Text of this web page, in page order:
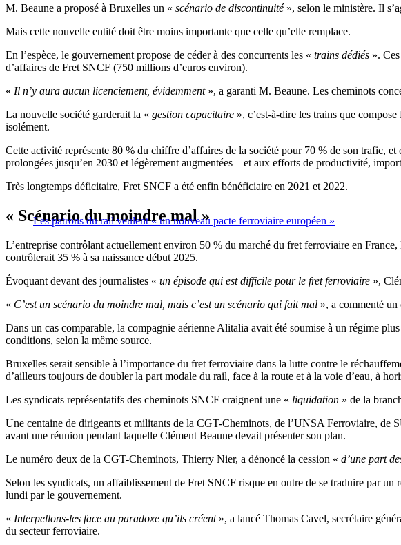
M. Beaune a proposé à Bruxelles un « scénario de discontinuité », selon le ministère. Il
Mais cette nouvelle entité doit être moins importante que celle qu’elle remplace.
En l’espèce, le gouvernement propose de céder à des concurrents les « trains dédiés ».
d’affaires de Fret SNCF (750 millions d’euros environ).
« Il n’y aura aucun licenciement, évidemment », a garanti M. Beaune. Les cheminots
La nouvelle société garderait la « gestion capacitaire », c’est-à-dire les trains que
isolément.
Cette activité représente 80 % du chiffre d’affaires de la société pour 70 % de son trafic,
prolongées jusqu’en 2030 et légèrement augmentées – et aux efforts de productivité,
Très longtemps déficitaire, Fret SNCF a été enfin bénéficiaire en 2021 et 2022.
Les patrons du rail veulent « un nouveau pacte ferroviaire européen »
« Scénario du moindre mal »
L’entreprise contrôlant actuellement environ 50 % du marché du fret ferroviaire en
contrôlerait 35 % à sa naissance début 2025.
Évoquant devant des journalistes « un épisode qui est difficile pour le fret ferroviaire »,
« C’est un scénario du moindre mal, mais c’est un scénario qui fait mal », a commenté
Dans un cas comparable, la compagnie aérienne Alitalia avait été soumise à un régime
conditions, selon la même source.
Bruxelles serait sensible à l’importance du fret ferroviaire dans la lutte contre le
d’ailleurs toujours de doubler la part modale du rail, face à la route et à la voie d’eau, à
Les syndicats représentatifs des cheminots SNCF craignent une « liquidation » de la
Une centaine de dirigeants et militants de la CGT-Cheminots, de l’UNSA Ferroviaire, de
avant une réunion pendant laquelle Clément Beaune devait présenter son plan.
Le numéro deux de la CGT-Cheminots, Thierry Nier, a dénoncé la cession « d’une part
Selon les syndicats, un affaiblissement de Fret SNCF risque en outre de se traduire par
lundi par le gouvernement.
« Interpellons-les face au paradoxe qu’ils créent », a lancé Thomas Cavel, secrétaire
du secteur ferroviaire.